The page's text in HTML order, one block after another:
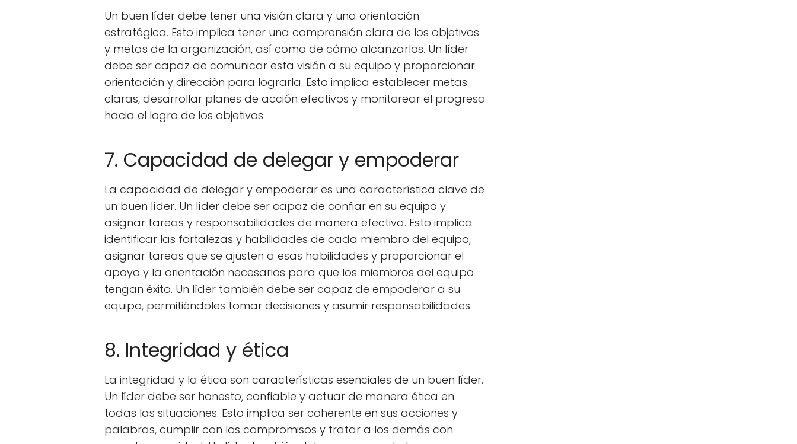
Un buen líder debe tener una visión clara y una orientación
estratégica. Esto implica tener una comprensión clara de los objetivos
y metas de la organización, así como de cómo alcanzarlos. Un líder
debe ser capaz de comunicar esta visión a su equipo y proporcionar
orientación y dirección para lograrla. Esto implica establecer metas
claras, desarrollar planes de acción efectivos y monitorear el progreso
hacia el logro de los objetivos.
7. Capacidad de delegar y empoderar
La capacidad de delegar y empoderar es una característica clave de
un buen líder. Un líder debe ser capaz de confiar en su equipo y
asignar tareas y responsabilidades de manera efectiva. Esto implica
identificar las fortalezas y habilidades de cada miembro del equipo,
asignar tareas que se ajusten a esas habilidades y proporcionar el
apoyo y la orientación necesarios para que los miembros del equipo
tengan éxito. Un líder también debe ser capaz de empoderar a su
equipo, permitiéndoles tomar decisiones y asumir responsabilidades.
8. Integridad y ética
La integridad y la ética son características esenciales de un buen líder.
Un líder debe ser honesto, confiable y actuar de manera ética en
todas las situaciones. Esto implica ser coherente en sus acciones y
palabras, cumplir con los compromisos y tratar a los demás con